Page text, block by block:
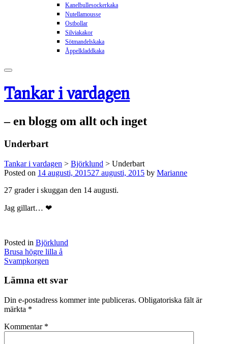
Kanelbullesockerkaka
Nutellamousse
Ostbollar
Silviakakor
Sötmandelskaka
Åppelkladdkaka
Tankar i vardagen
– en blogg om allt och inget
Underbart
Tankar i vardagen > Björklund > Underbart
Posted on 14 augusti, 201527 augusti, 2015 by Marianne
27 grader i skuggan den 14 augusti.
Jag gillart… ❤
Posted in Björklund
Post
navigation
Brusa högre lilla å
Svampkorgen
Lämna ett svar
Din e-postadress kommer inte publiceras. Obligatoriska fält är
märkta *
Kommentar *